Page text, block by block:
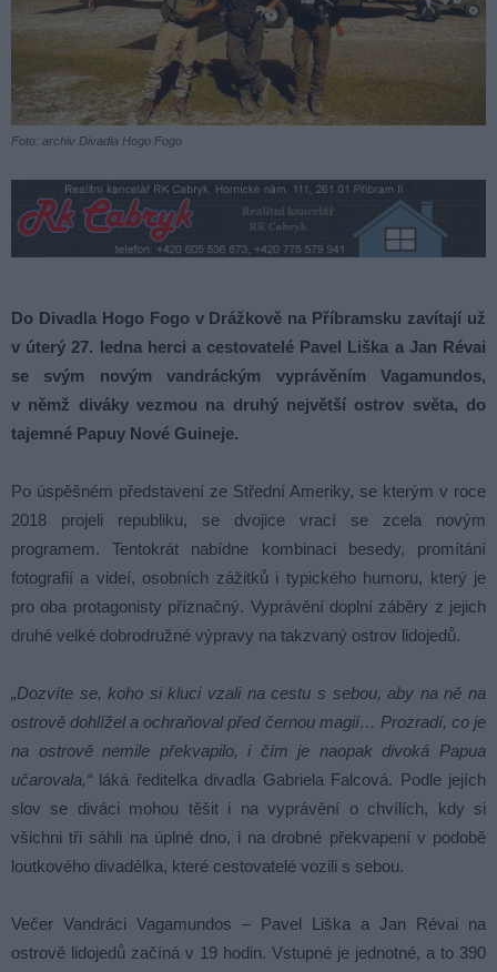
Foto: archiv Divadla Hogo Fogo
Do Divadla Hogo Fogo v Drážkově na Příbramsku zavítají už
v úterý 27. ledna herci a cestovatelé Pavel Liška a Jan Révai
se svým novým vandráckým vyprávěním Vagamundos,
v němž diváky vezmou na druhý největší ostrov světa, do
tajemné Papuy Nové Guineje.
Po úspěšném představení ze Střední Ameriky, se kterým v roce
2018 projeli republiku, se dvojice vrací se zcela novým
programem. Tentokrát nabídne kombinaci besedy, promítání
fotografií a videí, osobních zážitků i typického humoru, který je
pro oba protagonisty příznačný. Vyprávění doplní záběry z jejich
druhé velké dobrodružné výpravy na takzvaný ostrov lidojedů.
„Dozvíte se, koho si kluci vzali na cestu s sebou, aby na ně na
ostrově dohlížel a ochraňoval před černou magií… Prozradí, co je
na ostrově nemile překvapilo, i čím je naopak divoká Papua
učarovala,“ láká ředitelka divadla Gabriela Falcová. Podle jejích
slov se diváci mohou těšit i na vyprávění o chvílích, kdy si
všichni tři sáhli na úplné dno, i na drobné překvapení v podobě
loutkového divadélka, které cestovatelé vozili s sebou.
Večer Vandráci Vagamundos – Pavel Liška a Jan Révai na
ostrově lidojedů začíná v 19 hodin. Vstupné je jednotné, a to 390